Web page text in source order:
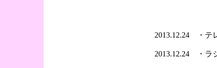
2013.12.24 ・テ
2013.12.24 ・ラ